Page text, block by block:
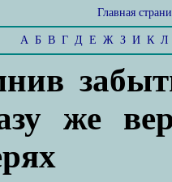
Главная
А Б В Г Д Е Ж З И К Л
же